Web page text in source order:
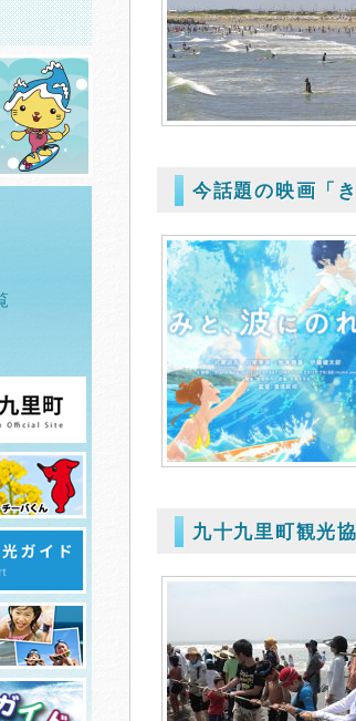
今話題の映画「
九十九里町観光